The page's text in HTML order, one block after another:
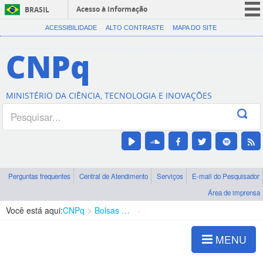
BRASIL
Acesso à informação
CORONAVÍRUS (COVID-19)
Canais
ACESSIBILIDADE ALTO CONTRASTE MAPA DO SITE
CNPq
MINISTÉRIO DA CIÊNCIA, TECNOLOGIA E INOVAÇÕES
Perguntas frequentes Central de Atendimento Serviços
E-mail do Pesquisador
Área de imprensa
Você está aqui:CNPq Bolsas e Auxílios Vigentes
MENU